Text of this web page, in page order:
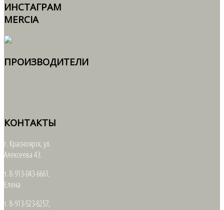
ИНСТАГРАМ
MERCIA
ПРОИЗВОДИТЕЛИ
КОНТАКТЫ
г. Красноярск, ул.
Алексеева 43.
т. 8-913-043-6661,
Елена
т. 8-913-523-8257,